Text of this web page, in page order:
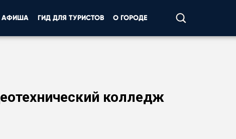
АФИША ГИД ДЛЯ ТУРИСТОВ О ГОРОДЕ
колледж